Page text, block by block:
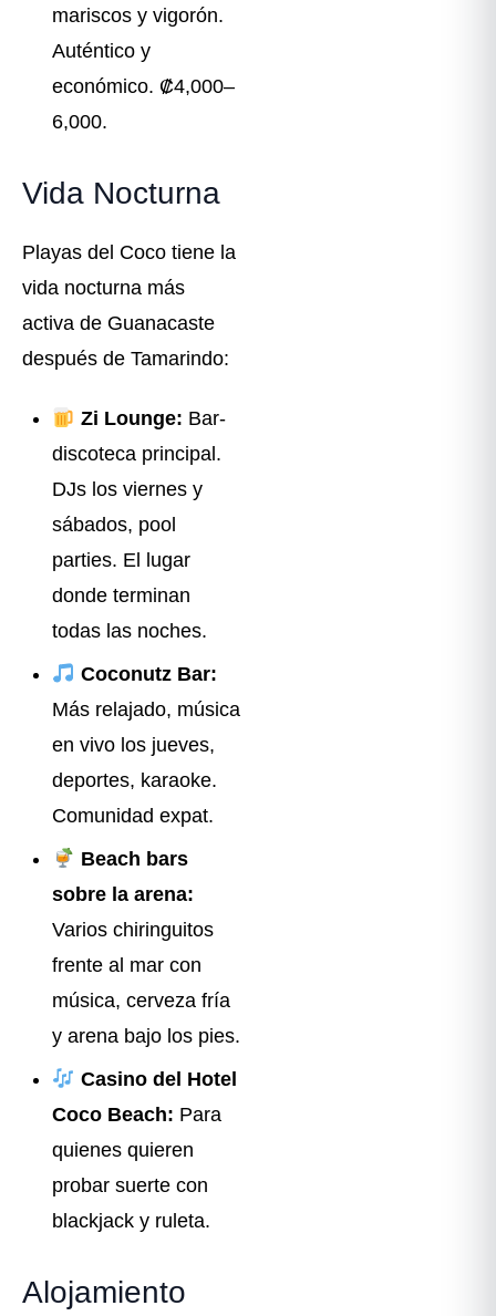
mariscos y vigorón.
Auténtico y
económico. ₡4,000–
6,000.
Vida Nocturna
Playas del Coco tiene la
vida nocturna más
activa de Guanacaste
después de Tamarindo:
Zi Lounge: Bar-
discoteca principal.
DJs los viernes y
sábados, pool
parties. El lugar
donde terminan
todas las noches.
Coconutz Bar:
Más relajado, música
en vivo los jueves,
deportes, karaoke.
Comunidad expat.
Beach bars
sobre la arena:
Varios chiringuitos
frente al mar con
música, cerveza fría
y arena bajo los pies.
Casino del Hotel
Coco Beach: Para
quienes quieren
probar suerte con
blackjack y ruleta.
Alojamiento